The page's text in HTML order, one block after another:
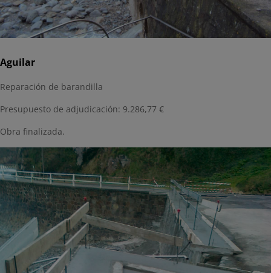
Aguilar
Reparación de barandilla
Presupuesto de adjudicación: 9.286,77 €
Obra finalizada.